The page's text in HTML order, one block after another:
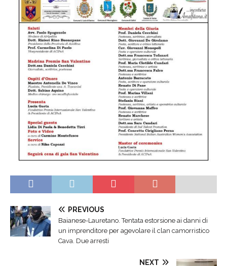
PREVIOUS
Baianese-Lauretano. Tentata estorsione ai danni di
un imprenditore per agevolare il clan camorristico
Cava. Due arresti
NEXT